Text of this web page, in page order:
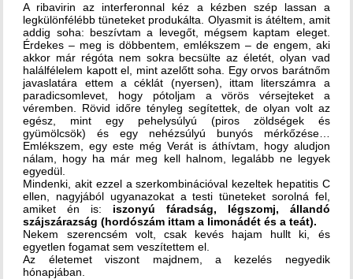
A ribavirin az interferonnal kéz a kézben szép lassan a
legkülönfélébb tüneteket produkálta. Olyasmit is átéltem, amit
addig soha: beszívtam a levegőt, mégsem kaptam eleget.
Érdekes – meg is döbbentem, emlékszem – de engem, aki
akkor már régóta nem sokra becsülte az életét, olyan vad
halálfélelem kapott el, mint azelőtt soha. Egy orvos barátnőm
javaslatára ettem a céklát (nyersen), ittam literszámra a
paradicsomlevet, hogy pótoljam a vörös vérsejteket a
véremben. Rövid időre tényleg segítettek, de olyan volt az
egész, mint egy pehelysúlyú (piros zöldségek és
gyümölcsök) és egy nehézsúlyú bunyós mérkőzése…
Emlékszem, egy este még Verát is áthívtam, hogy aludjon
nálam, hogy ha már meg kell halnom, legalább ne legyek
egyedül.
Mindenki, akit ezzel a szerkombinációval kezeltek hepatitis C
ellen, nagyjából ugyanazokat a testi tüneteket sorolná fel,
amiket én is: iszonyú fáradság, légszomj, állandó
szájszárazság (hordószám ittam a limonádét és a teát).
Nekem szerencsém volt, csak kevés hajam hullt ki, és
egyetlen fogamat sem veszítettem el.
Az életemet viszont majdnem, a kezelés negyedik
hónapjában.